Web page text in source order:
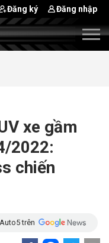
Đăng ký Đăng nhập
xe gầm
2022:
chiến
trên